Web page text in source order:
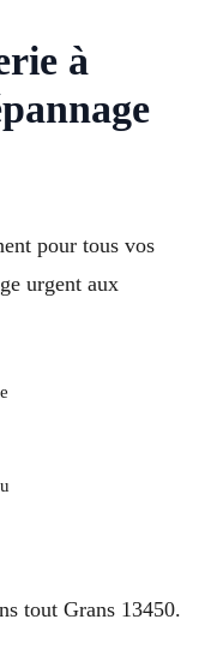
à
pour tous vos
urgent aux
tout Grans 13450.